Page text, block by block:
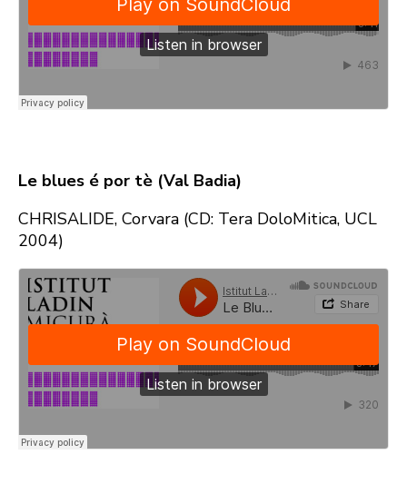
Le blues é por tè (Val Badia)
CHRISALIDE, Corvara (CD: Tera DoloMitica, UCL
2004)